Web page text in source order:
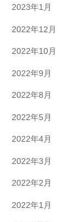
2023年1月
2022年12月
2022年10月
2022年9月
2022年8月
2022年5月
2022年4月
2022年3月
2022年2月
2022年1月